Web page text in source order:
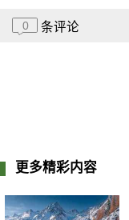
0 条评论
更多精彩内容